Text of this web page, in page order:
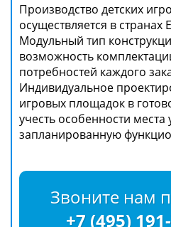
Производство детских
осуществляется в
Модульный тип
возможность
потребностей каждого
Индивидуальное
игровых площадок в
учесть особенности
запланированную
Звоните нам
+7 (495)